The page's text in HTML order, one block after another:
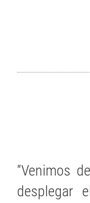
“Venimos
desplegar